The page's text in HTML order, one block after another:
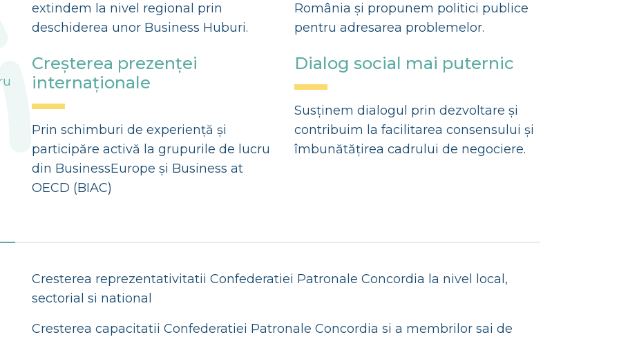
extindem la nivel regional prin
deschiderea unor Business Huburi.
România și propunem politici publice
pentru adresarea problemelor.
Creșterea prezenței
internaționale
Prin schimburi de experiență și
participăre activă la grupurile de lucru
din BusinessEurope și Business at
OECD (BIAC)
Dialog social mai puternic
Susținem dialogul prin dezvoltare și
contribuim la facilitarea consensului și
îmbunătățirea cadrului de negociere.
Cresterea reprezentativitatii Confederatiei Patronale Concordia la nivel local,
sectorial si national
Cresterea capacitatii Confederatiei Patronale Concordia si a membrilor sai de